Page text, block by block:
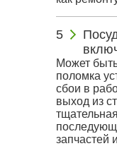
Может
поломка
сбои в
выход из
запчастей